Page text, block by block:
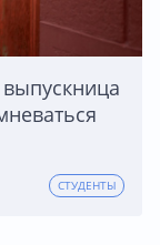
СТУДЕНТЫ